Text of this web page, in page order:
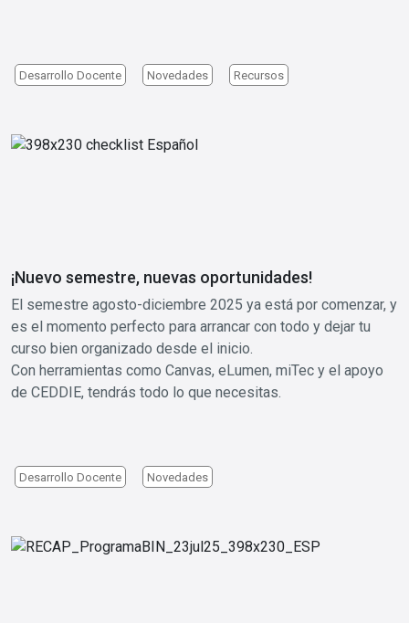
Desarrollo Docente Novedades Recursos
Image
¡Nuevo semestre, nuevas oportunidades!
El semestre agosto-diciembre 2025 ya está por comenzar, y
es el momento perfecto para arrancar con todo y dejar tu
curso bien organizado desde el inicio.
Con herramientas como Canvas, eLumen, miTec y el apoyo
de CEDDIE, tendrás todo lo que necesitas.
Desarrollo Docente Novedades
Image